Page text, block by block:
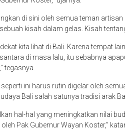
di sini oleh semua teman
kisah dalam gelas. Kisah
kita lihat di Bali. Karena tempat
di masa lalu, itu sebabnya
tegasnya.
ini harus rutin digelar oleh
Bali salah satunya tradisi arak
hal-hal yang meningkatkan nilai
Pak Gubernur Wayan Koster,”